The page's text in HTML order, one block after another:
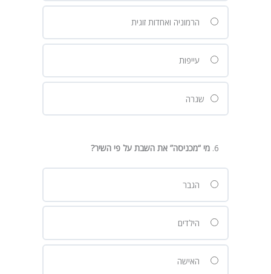
הרמוניה ואחדות זוגית
עייפות
שגרה
מי “מכניסה” את השבת על פי השיר?
הגבר
הילדים
האישה